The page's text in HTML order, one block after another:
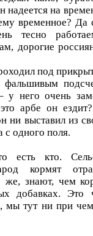
надеется на
временное? Да
тесно
дорогие
под
у него очень
арбе он
ни выставил из
с одного поля.
есть кто.
кормят
же, знают, чем
добавках. Это
мы тут ни при